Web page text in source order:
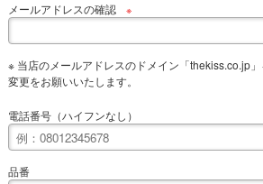
メールアドレスの確認※
※ 当店のメールアドレスのドメイン「thekiss.co.jp
変更をお願いいたします。
電話番号（ハイフンなし）
品番